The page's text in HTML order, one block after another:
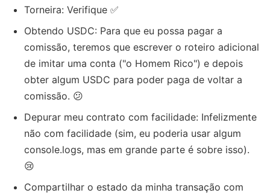
Torneira: Verifique ✅
Obtendo USDC: Para que eu possa pagar a
comissão, teremos que escrever o roteiro adicional
de imitar uma conta ("o Homem Rico") e depois
obter algum USDC para poder paga de voltar a
comissão. 😕
Depurar meu contrato com facilidade: Infelizmente
não com facilidade (sim, eu poderia usar algum
console.logs, mas em grande parte é sobre isso).
😢
Compartilhar o estado da minha transação com